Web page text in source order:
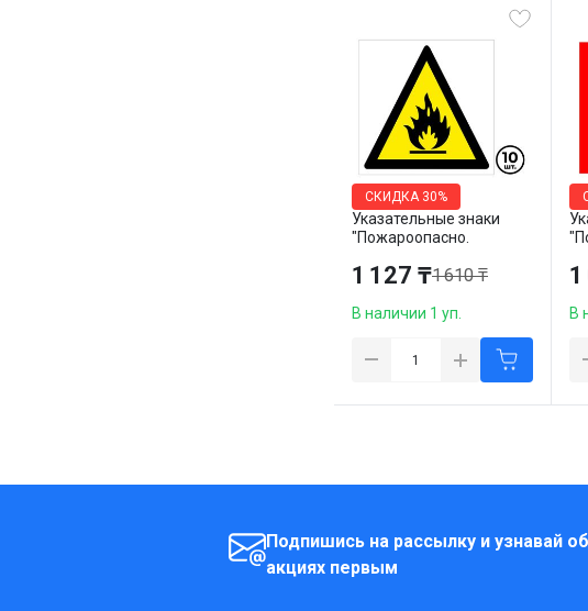
Указательные знаки
"Пожароопасно.
вещества", 220*220 мм,
СКИДКА 30%
1 127 ₸1 610 ₸
В наличии 1 уп. В
Подпишись на рассылку и узнавай
акциях первым